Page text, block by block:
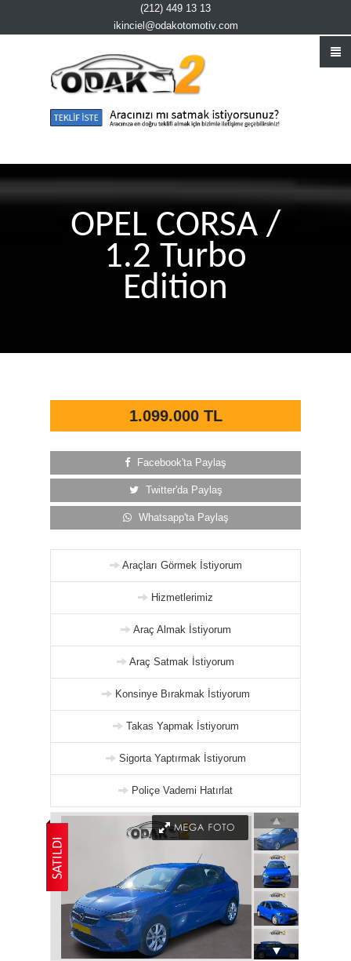
(212) 449 13 13
ikinciel@odakotomotiv.com
OPEL CORSA /
1.2 Turbo
Edition
1.099.000 TL
Facebook'ta Paylaş
Twitter'da Paylaş
Whatsapp'ta Paylaş
Araçları Görmek İstiyorum
Hizmetlerimiz
Araç Almak İstiyorum
Araç Satmak İstiyorum
Konsinye Bırakmak İstiyorum
Takas Yapmak İstiyorum
Sigorta Yaptırmak İstiyorum
Poliçe Vademi Hatırlat